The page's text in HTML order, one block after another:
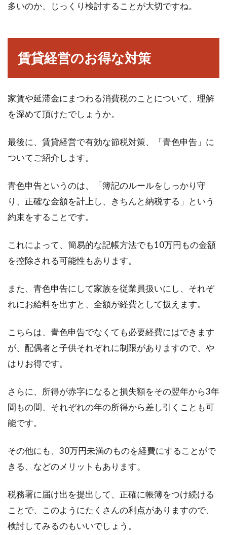
多いのか、じっくり検討することが大切ですね。
賃貸経営のお得な対策
家賃や延滞金にまつわる消費税のことについて、理解
を深めて頂けたでしょうか。
最後に、賃貸経営で有効な節税対策、「青色申告」に
ついてご紹介します。
青色申告というのは、「簿記のルールをしっかり守
り、正確な金額を計上し、きちんと納税する」という
約束をすることです。
これによって、簡易的な記帳方法でも10万円もの金額
を控除される可能性もあります。
また、青色申告にして家族を従業員扱いにし、それぞ
れにお給料を出すと、全額が経費として扱えます。
こちらは、青色申告でなくても必要経費にはできます
が、配偶者と子供それぞれに制限がありますので、や
はりお得です。
さらに、所得が赤字になると損失額をその翌年から3年
間もの間、それぞれの年の所得から差し引くことも可
能です。
その他にも、30万円未満のものを経費にすることがで
きる、などのメリットもあります。
税務署に届け出を提出して、正確に帳簿をつけ続ける
ことで、このようにたくさんの利点がありますので、
検討してみるのもいいでしょう。